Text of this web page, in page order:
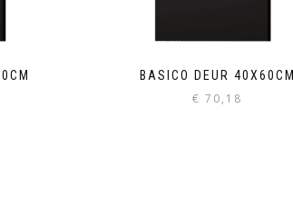
BASICO DEUR 40X60CM
€ 70,18